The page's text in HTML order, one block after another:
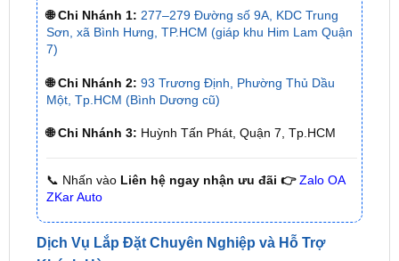
🌐 Chi Nhánh 2: 93 Trương Định, Phường Thủ Dầu
Một, Tp.HCM (Bình Dương cũ)
🌐 Chi Nhánh 3: Huỳnh Tấn Phát, Quận 7, Tp.HCM
📞 Nhấn vàoLiên hệ ngay nhận ưu đãi 👉 Zalo OA
Dịch Vụ Lắp Đặt Chuyên Nghiệp và Hỗ Trợ
Khách Hàng